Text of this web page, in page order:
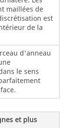
maillées de
est
de la
d'anneau
le sens
et plus